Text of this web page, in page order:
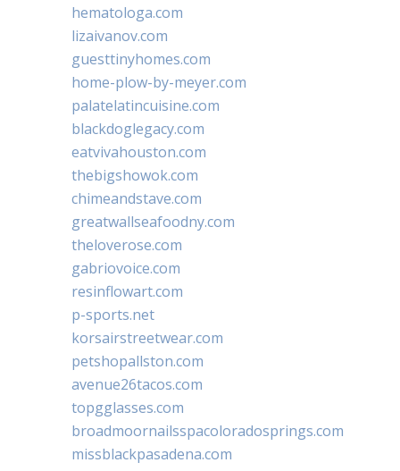
hematologa.com
lizaivanov.com
guesttinyhomes.com
home-plow-by-meyer.com
palatelatincuisine.com
blackdoglegacy.com
eatvivahouston.com
thebigshowok.com
chimeandstave.com
greatwallseafoodny.com
theloverose.com
gabriovoice.com
resinflowart.com
p-sports.net
korsairstreetwear.com
petshopallston.com
avenue26tacos.com
topgglasses.com
broadmoornailsspacoloradosprings.com
missblackpasadena.com